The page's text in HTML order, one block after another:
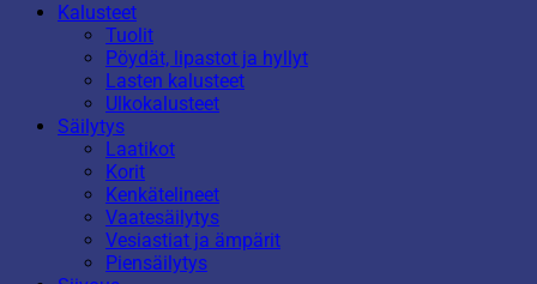
Kalusteet
Tuolit
Pöydät, lipastot ja hyllyt
Lasten kalusteet
Ulkokalusteet
Säilytys
Laatikot
Korit
Kenkätelineet
Vaatesäilytys
Vesiastiat ja ämpärit
Piensäilytys